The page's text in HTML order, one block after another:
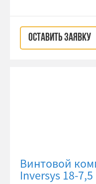
ОСТАВИТЬ ЗАЯВКУ
Винтовой
Inversys 18-